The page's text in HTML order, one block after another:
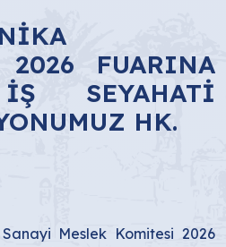
2026 FUARINA
SEYAHATİ
HK.
Meslek Komitesi 2026